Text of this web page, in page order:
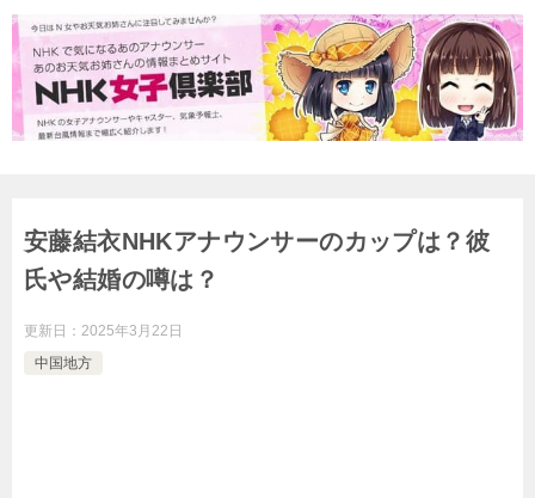
安藤結衣NHKアナウンサーのカップは？彼
氏や結婚の噂は？
更新日： 2025年3月22日
中国地方